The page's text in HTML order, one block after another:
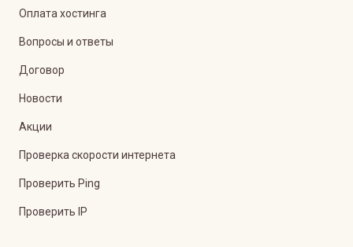
Оплата хостинга
Вопросы и ответы
Договор
Новости
Акции
Проверка скорости интернета
Проверить Ping
Проверить IP